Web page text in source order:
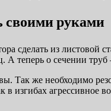
своими руками
сделать из
А теперь о сечении
Так же необходимо
изгибах агрессивное